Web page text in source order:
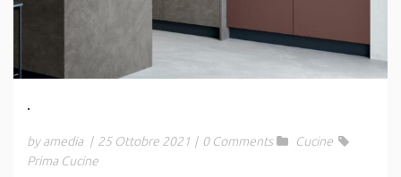
.
by amedia | 25 Ottobre 2021 | 0 Comments
Cucine
Prima Cucine